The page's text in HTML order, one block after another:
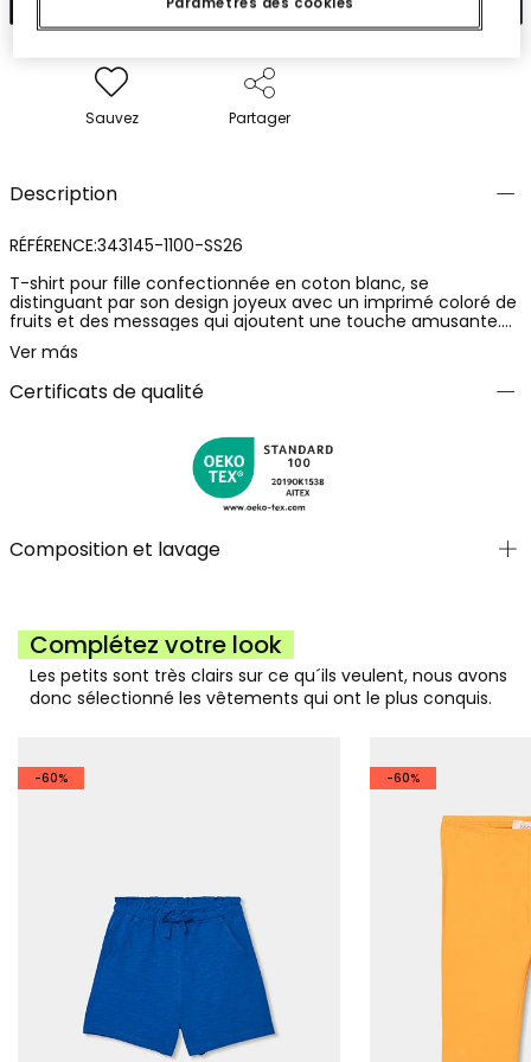
Sauvez Partager
Description
RÉFÉRENCE:343145-1100-SS26
T-shirt pour fille confectionnée en coton blanc, se
distinguant par son design joyeux avec un imprimé coloré de
fruits et des messages qui ajoutent une touche amusante.
Son tissu doux garantit le confort, idéal pour les peaux
sensibles. Disponible en tailles de 12 mois à 14 ans, parfaite
pour toute occasion décontractée. Le design à manches
courtes et col rond la rend idéale pour un usage quotidien,
ou des jupes pour un look frais et jeune. C'est un choix
charmant pour ajouter de la couleur à la garde-robe de
Ver más
Certificats de qualité
Composition et lavage
Complétez votre look
Les petits sont très clairs sur ce qu´ils veulent, nous avons
donc sélectionné les vêtements qui ont le plus conquis.
-60% -60%